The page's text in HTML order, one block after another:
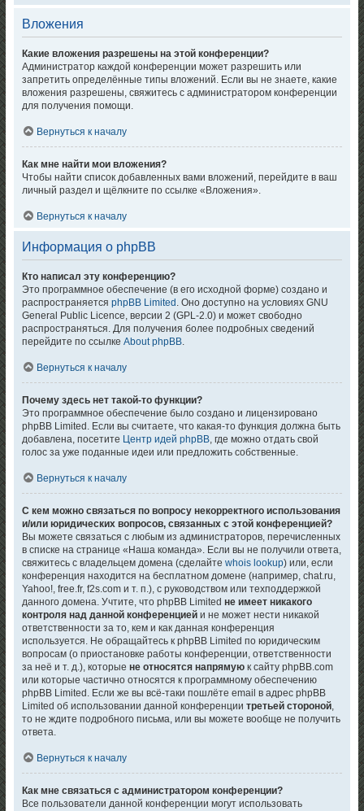
Вложения
Какие вложения разрешены на этой конференции?
Администратор каждой конференции может разрешить или
запретить определённые типы вложений. Если вы не знаете, какие
вложения разрешены, свяжитесь с администратором конференции
для получения помощи.
Вернуться к началу
Как мне найти мои вложения?
Чтобы найти список добавленных вами вложений, перейдите в ваш
личный раздел и щёлкните по ссылке «Вложения».
Вернуться к началу
Информация о phpBB
Кто написал эту конференцию?
Это программное обеспечение (в его исходной форме) создано и
распространяетсяphpBB Limited . Оно доступно на условиях GNU
General Public Licence, версии 2 (GPL-2.0) и может свободно
распространяться. Для получения более подробных сведений
перейдите по ссылкеAbout phpBB.
Вернуться к началу
Почему здесь нет такой-то функции?
Это программное обеспечение было создано и лицензировано
phpBB Limited. Если вы считаете, что какая-то функция должна быть
добавлена, посетите Центр идей phpBB, где можно отдать свой
голос за уже поданные идеи или предложить собственные.
Вернуться к началу
С кем можно связаться по вопросу некорректного использования
и/или юридических вопросов, связанных с этой конференцией?
Вы можете связаться с любым из администраторов, перечисленных
в списке на странице «Наша команда». Если вы не получили ответа,
свяжитесь с владельцем домена (сделайтеwhois lookup) или, если
конференция находится на бесплатном домене (например, chat.ru,
Yahoo!, free.fr, f2s.com и т. п.), с руководством или техподдержкой
данного домена. Учтите, что phpBB Limitedне имеет никакого
контроля над данной конференцией и не может нести никакой
ответственности за то, кем и как данная конференция
используется. Не обращайтесь к phpBB Limited по юридическим
вопросам (о приостановке работы конференции, ответственности
за неё и т. д.), которыене относятся напрямую к сайту phpBB.com
или которые частично относятся к программному обеспечению
phpBB Limited. Если же вы всё-таки пошлёте email в адрес phpBB
Limited об использовании данной конференциитретьей стороной,
то не ждите подробного письма, или вы можете вообще не получить
ответа.
Вернуться к началу
Как мне связаться с администратором конференции?
Все пользователи данной конференции могут использовать